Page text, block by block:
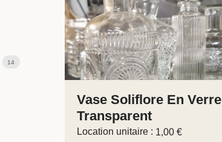
14
Vase Soliflore En Verre
Transparent
Location unitaire : 1,00 €